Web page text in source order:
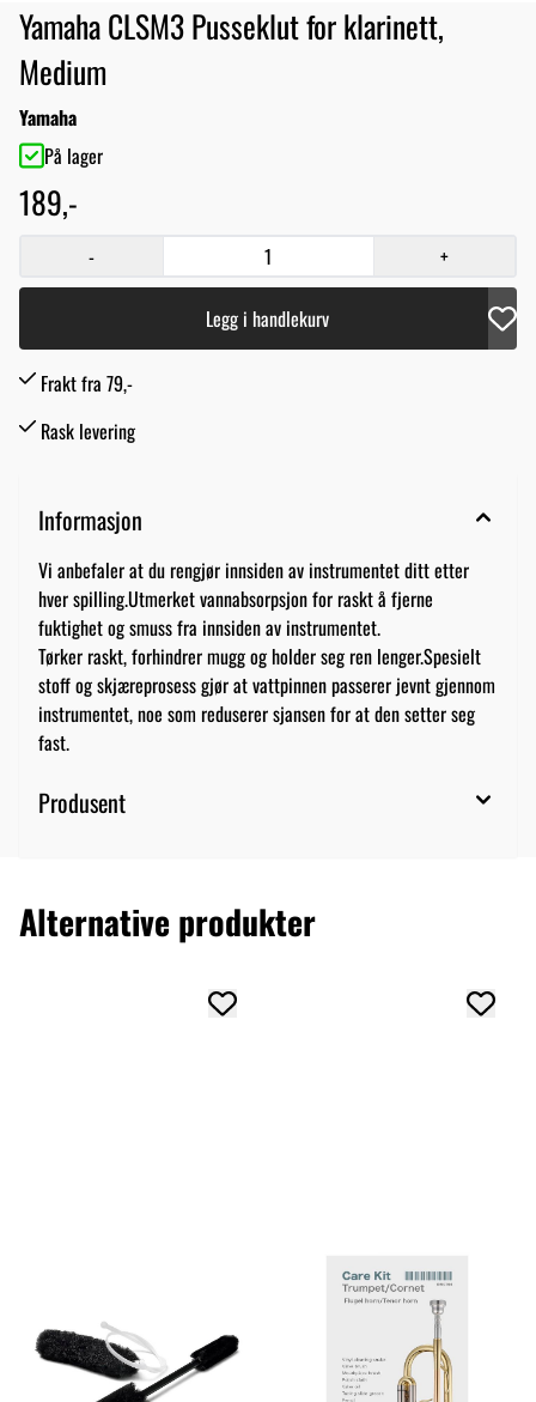
Yamaha CLSM3 Pusseklut for klarinett,
Medium
Yamaha
På lager
189,-
- +
Legg i handlekurv
Frakt fra 79,-
Rask levering
Informasjon
Vi anbefaler at du rengjør innsiden av instrumentet ditt etter
hver spilling.Utmerket vannabsorpsjon for raskt å fjerne
fuktighet og smuss fra innsiden av instrumentet.
Tørker raskt, forhindrer mugg og holder seg ren lenger.Spesielt
stoff og skjæreprosess gjør at vattpinnen passerer jevnt gjennom
instrumentet, noe som reduserer sjansen for at den setter seg
fast.
Produsent
Alternative produkter